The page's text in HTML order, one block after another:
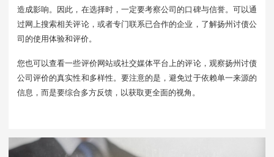
造成影响。因此，在选择时，一定要考察公司的口碑与信誉。可以通
过网上搜索相关评论，或者专门联系已合作的企业，了解扬州讨债公
司的使用体验和评价。
您也可以查看一些评价网站或社交媒体平台上的评论，观察扬州讨债
公司评价的真实性和多样性。要注意的是，避免过于依赖单一来源的
信息，而是要综合多方反馈，以获取更全面的视角。